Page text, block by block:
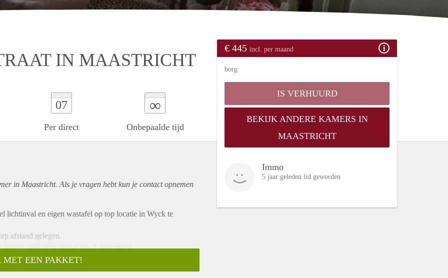
IN MAASTRICHT
07
Per direct
∞
Onbepaalde tijd
€ 445 incl. per maand
borg
IS VERHUURD
BEKIJK ANDERE KAMERS IN
MAASTRICHT
Immo
5 jaar geleden lid geworden
in Maastricht. Als je vragen hebt kun je contact opnemen
lichtinval en eigen wastafel op top locatie in Wyck te
afstand gelegen.
studenten (totaal dus 4 studenten).
die net zoals de keuken en badkamer gedeeld worden met
MET EEN PAKKET!